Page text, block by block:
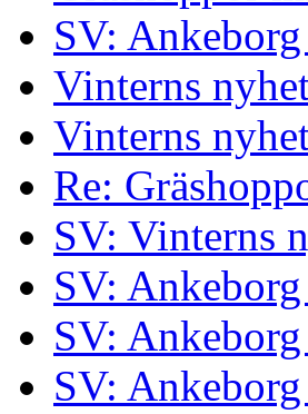
SV: Ankeborg
Vinterns
Vinterns
Re:
SV: Vinterns
SV: Ankeborg
SV: Ankeborg
SV: Ankeborg